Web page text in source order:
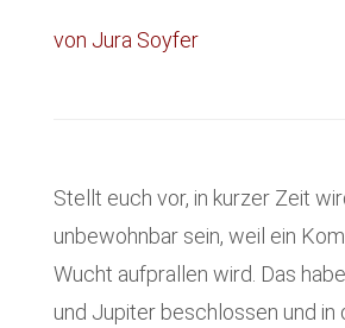
von Jura Soyfer
Stellt euch vor, in kurzer Zeit
unbewohnbar sein, weil ein
Wucht aufprallen wird. Das
und Jupiter beschlossen und in